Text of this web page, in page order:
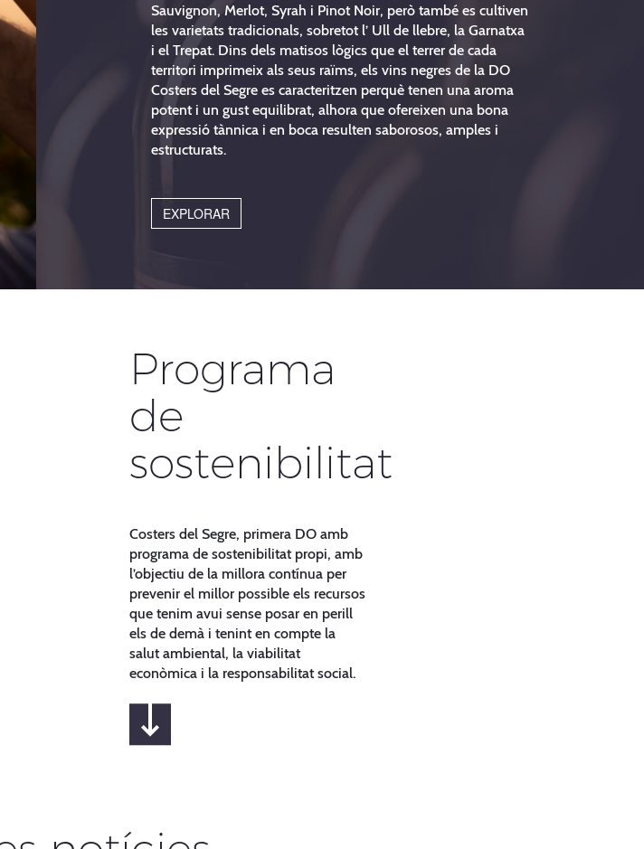
Sauvignon, Merlot, Syrah i Pinot Noir, però també es cultiven
les varietats tradicionals, sobretot l’ Ull de llebre, la Garnatxa
i el Trepat. Dins dels matisos lògics que el terrer de cada
territori imprimeix als seus raïms, els vins negres de la DO
Costers del Segre es caracteritzen perquè tenen una aroma
potent i un gust equilibrat, alhora que ofereixen una bona
expressió tànnica i en boca resulten saborosos, amples i
estructurats.
EXPLORAR
Programa
de
sostenibilitat
Costers del Segre, primera DO amb
programa de sostenibilitat propi, amb
l’objectiu de la millora contínua per
prevenir el millor possible els recursos
que tenim avui sense posar en perill
els de demà i tenint en compte la
salut ambiental, la viabilitat
econòmica i la responsabilitat social.